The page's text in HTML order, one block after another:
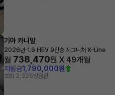
기아 카니발
2026년·1.6 HEV 9인승 시그니처 X-Line
월 738,470원 X 49개월
지원금1,790,000원
조회 2,325방금전